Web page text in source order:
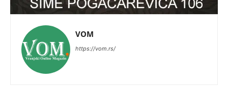
VOM
https://vom.rs/